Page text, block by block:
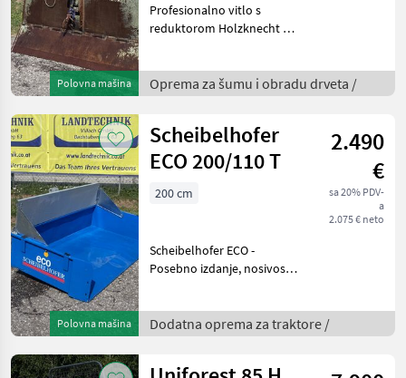
Polovna mašina
Profesionalno vitlo s
reduktorom Holzknecht HS
sklopivim štitom od 210
cm, podesivim valjkom za
Oprema za šumu i obradu drveta /
Polovna mašina
Scheibelhofer
ECO 200/110 T
2.490
€
sa 20% PDV-
a
2.075 € neto
200 cm
Scheibelhofer ECO -
Posebno izdanje, nosivost
I i II, jednostruki hidraulički
cilindar, hidraulički vodovi s
Dodatna oprema za traktore /